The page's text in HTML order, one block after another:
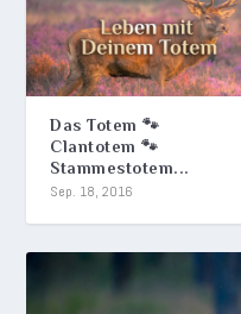
Das Totem 🐾
Clantotem 🐾
Stammestotem...
Sep. 18, 2016